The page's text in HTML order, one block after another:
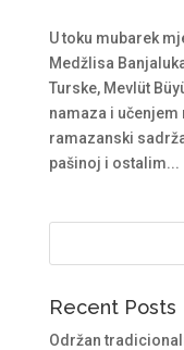
U toku mubarek
Medžlisa
Turske, Mevlüt
namaza i
ramazanski
pašinoj i ostalim...
Recent Posts
Održan